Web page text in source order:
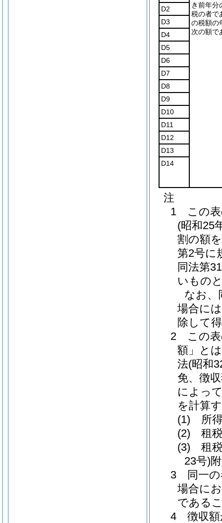
き前年分
税の者で
の税額の
次の額で
D2
D3
D4
D5
D6
D7
D8
D9
D10
D11
D12
D13
D14
注
1 この表
(昭和25
割の額
第2号に
同法第
いもの
なお、
場合に
除して
2 この表
額」と
法(昭和
免、徴
によっ
を計算
(1) 所得
(2) 租税
(3) 租税
23号)
3 同一の
場合に
である
4 徴収額